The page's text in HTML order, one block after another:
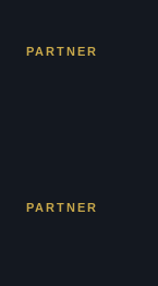
PARTNER
PARTNER